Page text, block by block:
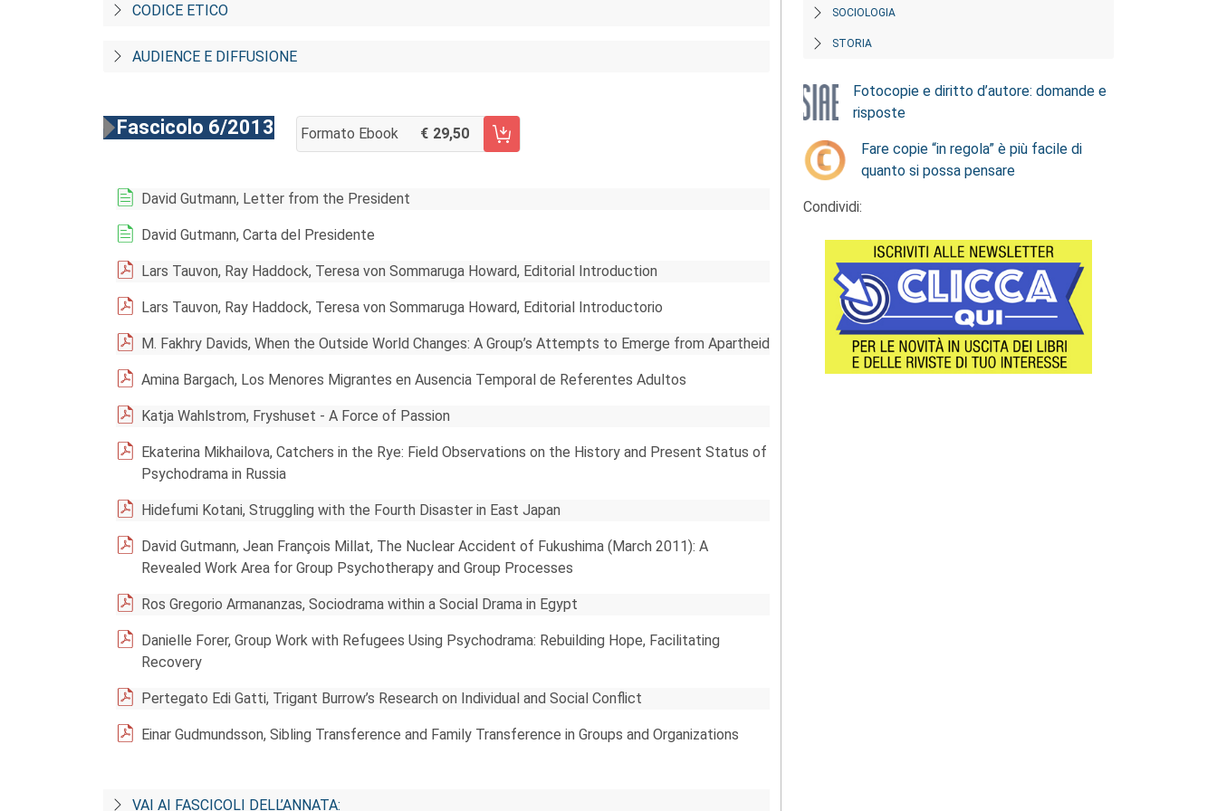
CODICE ETICO
AUDIENCE E DIFFUSIONE
Fascicolo 6/2013 Formato Ebook 29,50
AGGIUNGI AL CARRELLO FASCICOLO 6/2013
David Gutmann, Letter from the President
David Gutmann, Carta del Presidente
Lars Tauvon, Ray Haddock, Teresa von Sommaruga Howard, Editorial Introduction
Lars Tauvon, Ray Haddock, Teresa von Sommaruga Howard, Editorial Introductorio
M. Fakhry Davids, When the Outside World Changes: A Group’s Attempts to Emerge from Apartheid
Amina Bargach, Los Menores Migrantes en Ausencia Temporal de Referentes Adultos
Katja Wahlstrom, Fryshuset - A Force of Passion
Ekaterina Mikhailova, Catchers in the Rye: Field Observations on the History and Present Status of
Psychodrama in Russia
Hidefumi Kotani, Struggling with the Fourth Disaster in East Japan
David Gutmann, Jean François Millat, The Nuclear Accident of Fukushima (March 2011): A
Revealed Work Area for Group Psychotherapy and Group Processes
Ros Gregorio Armananzas, Sociodrama within a Social Drama in Egypt
Danielle Forer, Group Work with Refugees Using Psychodrama: Rebuilding Hope, Facilitating
Recovery
Pertegato Edi Gatti, Trigant Burrow’s Research on Individual and Social Conflict
Einar Gudmundsson, Sibling Transference and Family Transference in Groups and Organizations
VAI AI FASCICOLI DELL’ANNATA:
SOCIOLOGIA
STORIA
Fotocopie e diritto d’autore: domande e
risposte
Fare copie “in regola” è più facile di
quanto si possa pensare
Condividi: